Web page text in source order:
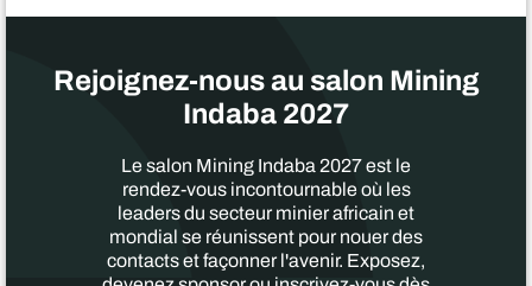
Rejoignez-nous au salon Mining
Indaba 2027
Le salon Mining Indaba 2027 est le
rendez-vous incontournable où les
leaders du secteur minier africain et
mondial se réunissent pour nouer des
contacts et façonner l'avenir. Exposez,